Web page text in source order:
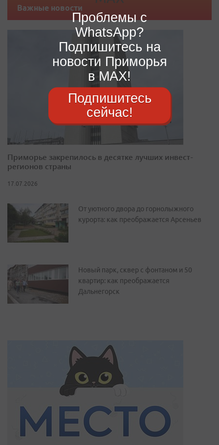
Важные новости
Приморье закрепилось в десятке лучших инвест-
регионов страны
17.07.2026
От уютного двора до горнолыжного
курорта: как преображается Арсеньев
Новый парк, сквер с фонтаном и 50
квартир: как преображается
Дальнегорск
Проблемы с
WhatsApp?
Подпишитесь на
новости Приморья
в MAX!
Подпишитесь
сейчас!